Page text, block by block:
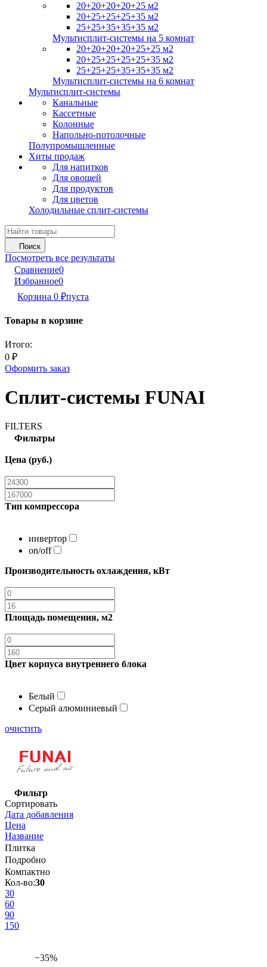
20+20+20+20+25 м2
20+25+25+25+35 м2
25+25+35+35+35 м2
Мультисплит-системы на 5 комнат
20+20+20+20+25+25 м2
20+25+25+25+25+35 м2
25+25+25+35+35+35 м2
Мультисплит-системы на 6 комнат
Мультисплит-системы
Канальные
Кассетные
Колонные
Напольно-потолочные
Полупромышленные
Хиты продаж
Для напитков
Для овощей
Для продуктов
Для цветов
Холодильные сплит-системы
Поиск
Посмотреть все результаты
Сравнение0
Избранное0
Корзина 0 ₽пуста
Товары в корзине
Итого:
0 ₽
Оформить заказ
Сплит-системы FUNAI
FILTERS
Фильтры
Цена (руб.)
Тип компрессора
инвертор
on/off
Производительность охлаждения, кВт
Площадь помещения, м2
Цвет корпуса внутреннего блока
Белый
Серый алюминиевый
очистить
Фильтр
Сортировать
Дата добавления
Цена
Название
Плитка
Подробно
Компактно
Кол-во:30
30
60
90
150
−35%